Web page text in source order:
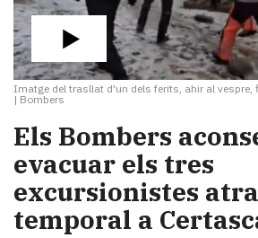
Imatge del trasllat d'un dels ferits, ahir al vespre,
| Bombers
Els Bombers
evacuar els tres
excursionistes
temporal a